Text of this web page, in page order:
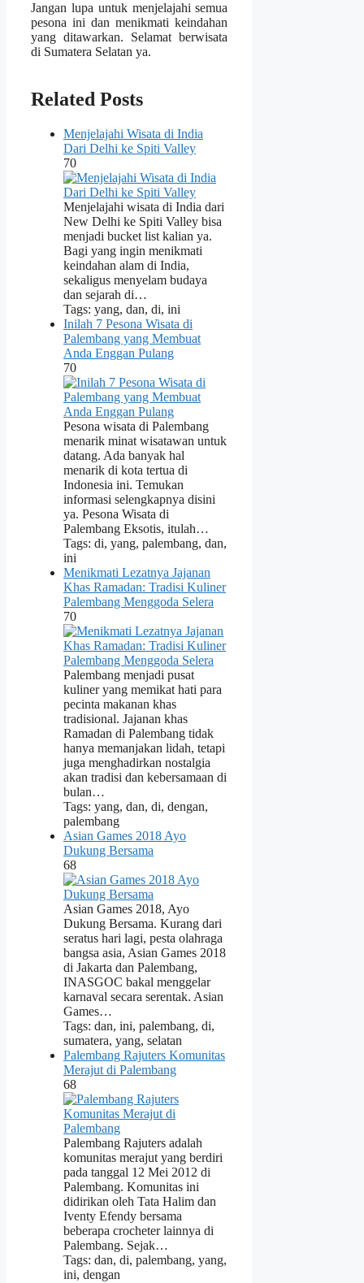
Jangan lupa untuk menjelajahi semua
pesona ini dan menikmati keindahan
yang ditawarkan. Selamat berwisata
di Sumatera Selatan ya.
Related Posts
Menjelajahi Wisata di India
Dari Delhi ke Spiti Valley
70
Menjelajahi wisata di India dari
New Delhi ke Spiti Valley bisa
menjadi bucket list kalian ya.
Bagi yang ingin menikmati
keindahan alam di India,
sekaligus menyelam budaya
dan sejarah di…
Tags: yang, dan, di, ini
Inilah 7 Pesona Wisata di
Palembang yang Membuat
Anda Enggan Pulang
70
Pesona wisata di Palembang
menarik minat wisatawan untuk
datang. Ada banyak hal
menarik di kota tertua di
Indonesia ini. Temukan
informasi selengkapnya disini
ya. Pesona Wisata di
Palembang Eksotis, itulah…
Tags: di, yang, palembang, dan,
ini
Menikmati Lezatnya Jajanan
Khas Ramadan: Tradisi Kuliner
Palembang Menggoda Selera
70
Palembang menjadi pusat
kuliner yang memikat hati para
pecinta makanan khas
tradisional. Jajanan khas
Ramadan di Palembang tidak
hanya memanjakan lidah, tetapi
juga menghadirkan nostalgia
akan tradisi dan kebersamaan di
bulan…
Tags: yang, dan, di, dengan,
palembang
Asian Games 2018 Ayo
Dukung Bersama
68
Asian Games 2018, Ayo
Dukung Bersama. Kurang dari
seratus hari lagi, pesta olahraga
bangsa asia, Asian Games 2018
di Jakarta dan Palembang,
INASGOC bakal menggelar
karnaval secara serentak. Asian
Games…
Tags: dan, ini, palembang, di,
sumatera, yang, selatan
Palembang Rajuters Komunitas
Merajut di Palembang
68
Palembang Rajuters adalah
komunitas merajut yang berdiri
pada tanggal 12 Mei 2012 di
Palembang. Komunitas ini
didirikan oleh Tata Halim dan
Iventy Efendy bersama
beberapa crocheter lainnya di
Palembang. Sejak…
Tags: dan, di, palembang, yang,
ini, dengan